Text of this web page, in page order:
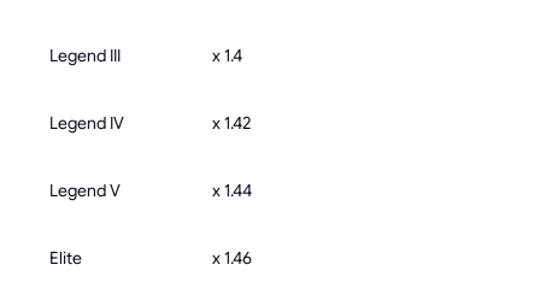
Legend III x 1.4
Legend IV x 1.42
Legend V x 1.44
Elite x 1.46